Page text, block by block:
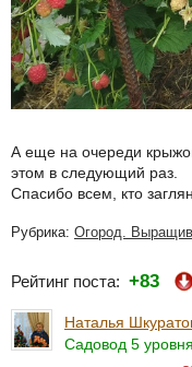
А еще на очереди
этом в следующий раз.
Спасибо всем, кто
Рубрика: Огород.
Рейтинг поста: +83
Наталья
Садовод 5 уровня